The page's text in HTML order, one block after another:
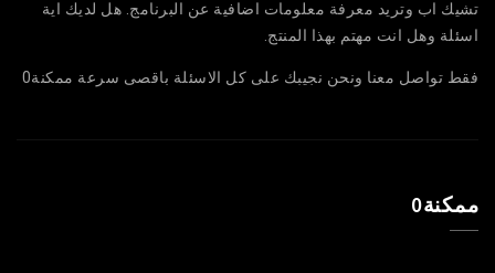
تشيك اب وتريد معرفة معلومات اضافية عن البرنامج. هل لديك اية
اسئلة وهل انت مهتم بهذا المنتج.
فقط تواصل معنا ونحن نجيبك على كل الاسئلة باقصى سرعة ممكنة0
ممكنة0